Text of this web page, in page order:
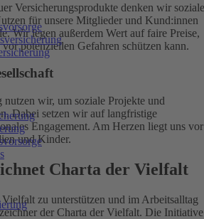
Versicherungsprodukte denken wir soziale
für unsere Mitglieder und Kund:innen
Wir legen außerdem Wert auf faire Preise,
potenziellen Gefahren schützen kann.
nutzen wir, um soziale Projekte und
Dabei setzen wir auf langfristige
Engagement. Am Herzen liegt uns vor
und Kinder.
Charta der Vielfalt
zu unterstützen und im Arbeitsalltag
der Charta der Vielfalt. Die Initiative